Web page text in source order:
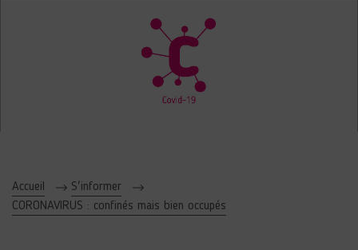
Accueil
S'informer
CORONAVIRUS : confinés mais bien occupés